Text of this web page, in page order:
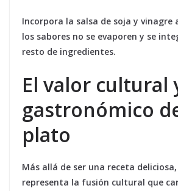
Incorpora la salsa de soja y vinagre
los sabores no se evaporen y se
resto de ingredientes.
El valor cultural
gastronómico
plato
Más allá de ser una receta
representa la fusión cultural que